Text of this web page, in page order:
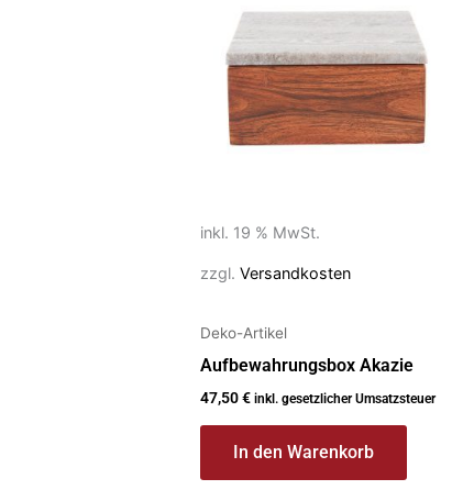
inkl. 19 % MwSt.
zzgl. Versandkosten
Deko-Artikel
Aufbewahrungsbox Akazie
47,50€ inkl. gesetzlicher Umsatzsteuer
In den Warenkorb